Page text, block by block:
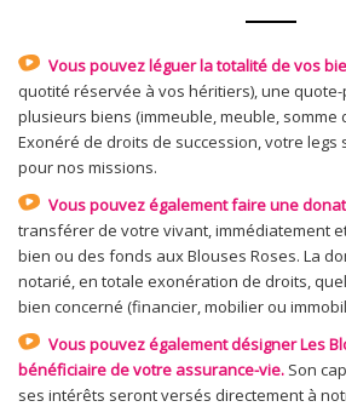
Vous pouvez léguer la totalité de vos
quotité réservée à vos héritiers), une
plusieurs biens (immeuble, meuble, somme
Exonéré de droits de succession, votre legs
pour nos missions.
Vous pouvez également faire une
transférer de votre vivant, immédiatement
bien ou des fonds aux Blouses Roses. La
notarié, en totale exonération de droits,
bien concerné (financier, mobilier ou
Vous pouvez également désigner Les
bénéficiaire de votre assurance-vie. Son
ses intérêts seront versés directement à